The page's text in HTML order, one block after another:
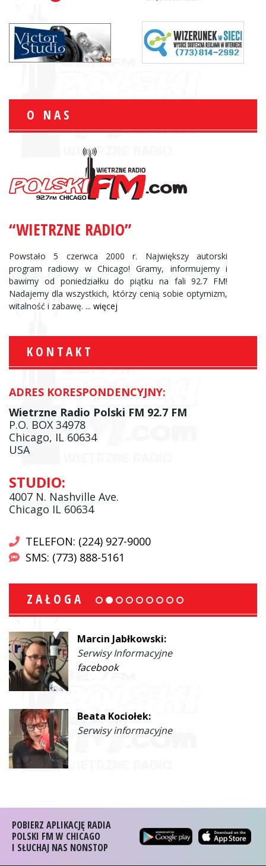
O NAS
“WIETRZNE RADIO”
Powstało 5 czerwca 2000 r. Największy autorski
program radiowy w Chicago! Gramy, informujemy i
bawimy od poniedziałku do piątku na fali 92.7 FM!
Nadajemy dla wszystkich, którzy cenią sobie optymizm,
witalność i zabawę. ... więcej
KONTAKT
ADRES KORESPONDENCYJNY:
Wietrzne Radio Polski FM 92.7 FM
P.O. BOX 34978
Chicago, IL 60634
USA
STUDIO:
4007 N. Nashville Ave.
Chicago IL 60634
TELEFON: (224) 927-9000
SMS: (773) 888-5161
ZAŁOGA
Marcin Jabłkowski:
Serwisy Informacyjne
facebook
Beata Kociołek:
Serwisy informacyjne
POBIERZ APLIKACJĘ RADIA
POLSKI FM W CHICAGO
I SŁUCHAJ NAS NONSTOP